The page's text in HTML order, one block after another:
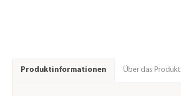
Produktinformationen Über das Produkt